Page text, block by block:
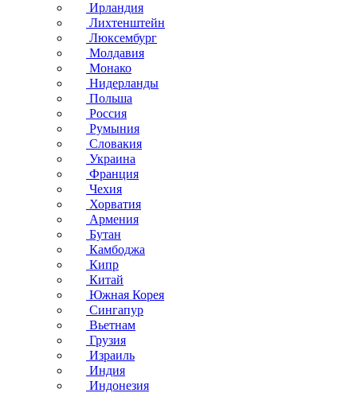
Ирландия
Лихтенштейн
Люксембург
Молдавия
Монако
Нидерланды
Польша
Россия
Румыния
Словакия
Украина
Франция
Чехия
Хорватия
Армения
Бутан
Камбоджа
Кипр
Китай
Южная Корея
Сингапур
Вьетнам
Грузия
Израиль
Индия
Индонезия